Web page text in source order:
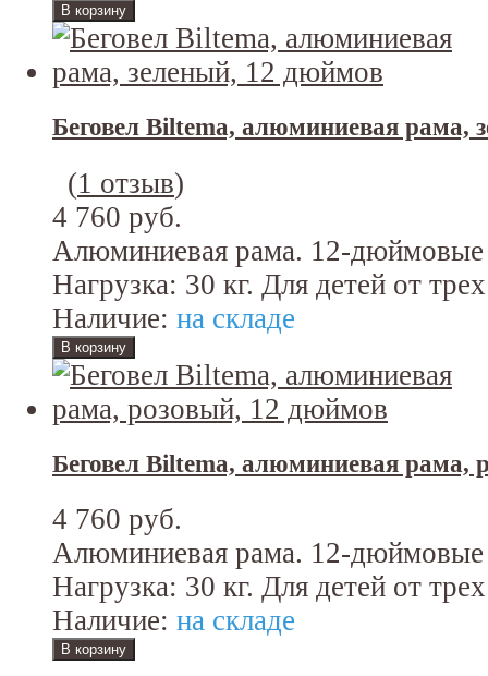
Беговел Biltema, алюминиевая рама,
(1 отзыв)
4 760 руб.
Алюминиевая рама. 12-
Нагрузка: 30 кг. Для детей от
Наличие: на складе
Беговел Biltema, алюминиевая рама,
4 760 руб.
Алюминиевая рама. 12-
Нагрузка: 30 кг. Для детей от
Наличие: на складе